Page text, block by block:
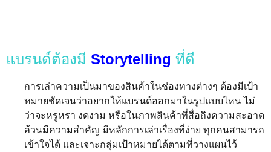
แบรนด์ต้องมี Storytelling ที่ดี
การเล่าความเป็นมาของสินค้าในช่องทางต่างๆ ต้องมีเป้า
หมายชัดเจนว่าอยากให้แบรนด์ออกมาในรูปแบบไหน ไม่
ว่าจะหรูหรา งดงาม หรือในภาพสินค้าที่สื่อถึงความสะอาด
ล้วนมีความสำคัญ มีหลักการเล่าเรื่องที่ง่าย ทุกคนสามารถ
เข้าใจได้ และเจาะกลุ่มเป้าหมายได้ตามที่วางแผนไว้